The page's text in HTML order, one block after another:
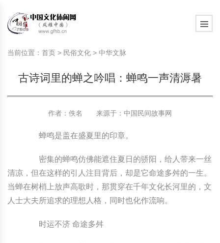
旅游民俗文化动态
中国民俗史话
中华姓氏文化
中国民俗信仰
中国民俗禁忌
中外婚俗文化
中国古代休闲文化
政策法律法规
国外民俗趣谈
旅游出行知识
时尚休闲文化
中国传统节日
中国生肖文化
中国饮食文化
刺绣
灯笼
中国民间故事
中国周易文化
苗族巫蛊文化
国外神秘文化
中国性文化
现代家庭教育知识
教育百科
旅游民俗文化动态
中国民俗史话
中华姓氏文化
中国民俗信仰
中国民俗禁忌
中外婚俗文化
中国古代休闲文化
政策法律法规
国外民俗趣谈
旅游出行知识
时尚休闲文化
中国传统节日
中国生肖文化
中国饮食文化
刺绣
灯笼
中国民间故事
中国周易文化
苗族巫蛊文化
国外神秘文化
中国性文化
现代家庭教育知识
教育百科
当前位置： 首页 > 民俗文化 > 中华文脉
古诗词里的蝉之吟唱：蝉鸣一声清溽暑
作者：佚名 来源于： 中国民间故事网
蝉鸣是盖在盛夏里的印章。
密集的蝉鸣仿佛能遮住夏日的骄阳，给人带来一丝
清凉，但在这样的引人注目背后，却是它命途多舛的一生。
当蝉在树梢上放声高歌时，那贯穿在千年文化长河里的，文
人士大夫所追求的理想人格，同时也化作流响。
时运不济 命途多舛